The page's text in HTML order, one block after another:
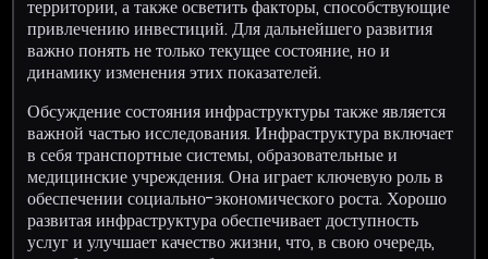
территории, а также осветить факторы, способствующие
привлечению инвестиций. Для дальнейшего развития
важно понять не только текущее состояние, но и
динамику изменения этих показателей.
Обсуждение состояния инфраструктуры также является
важной частью исследования. Инфраструктура включает
в себя транспортные системы, образовательные и
медицинские учреждения. Она играет ключевую роль в
обеспечении социально-экономического роста. Хорошо
развитая инфраструктура обеспечивает доступность
услуг и улучшает качество жизни, что, в свою очередь,